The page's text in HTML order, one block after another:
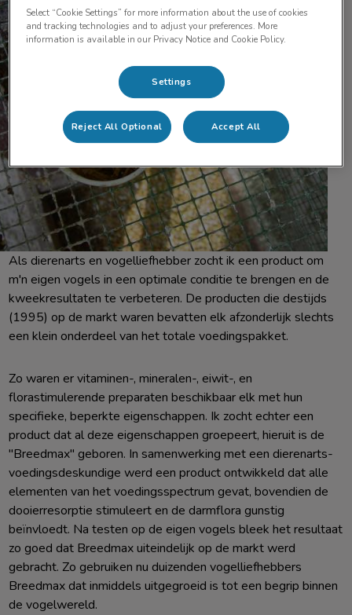
Als dierenarts en vogelliefhebber zocht ik een product om
m'n eigen vogels in een optimale conditie te brengen en de
kweekresultaten te verbeteren. De producten die destijds
(1995) op de markt waren bevatten elk afzonderlijk slechts
een klein onderdeel van het totale voedingspakket.
Zo waren er vitaminen-, mineralen-, eiwit-, en
florastimulerende preparaten beschikbaar elk met hun
specifieke, beperkte eigenschappen. Ik zocht echter een
product dat al deze eigenschappen groepeert, hieruit is de
"Breedmax" geboren. In samenwerking met een dierenarts-
voedingsdeskundige werd een product ontwikkeld dat alle
elementen van het voedingsspectrum gevat, bovendien de
dooierresorptie stimuleert en de darmflora gunstig
beïnvloedt. Na testen op de eigen vogels bleek het resultaat
zo goed dat Breedmax uiteindelijk op de markt werd
gebracht. Zo gebruiken nu duizenden vogelliefhebbers
Breedmax dat inmiddels uitgegroeid is tot een begrip binnen
de vogelwereld.
Select “Cookie Settings” for more information about the use of cookies
and tracking technologies and to adjust your preferences. More
information is available in our Privacy Notice and Cookie Policy.
Settings
Reject All Optional Accept All